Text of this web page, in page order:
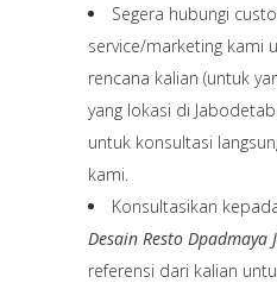
Segera hubungi
service/marketing kami
rencana kalian (untuk
yang lokasi di
untuk konsultasi
kami.
Konsultasikan
Desain Resto Dpadmaya
referensi dari kalian